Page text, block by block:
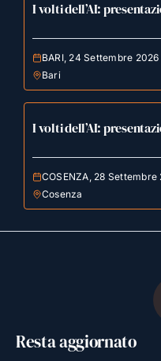
I volti dell’AI:
BARI, 24 Settembre
Bari
I volti dell’AI:
COSENZA, 28
Cosenza
Resta aggiornato